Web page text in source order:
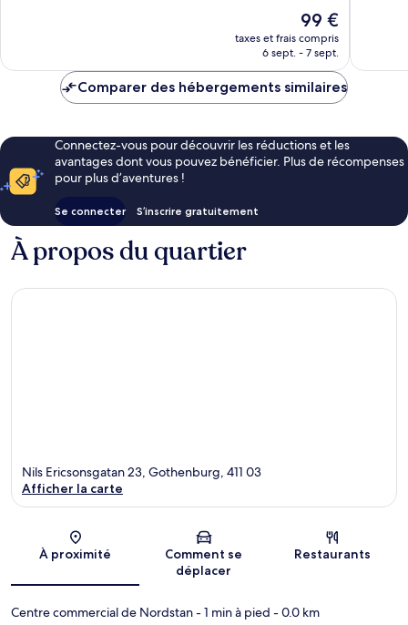
Le
nouveau
prix
de
99 €
taxes et frais compris
6 sept. - 7 sept.
Comparer des hébergements similaires
Connectez-vous pour découvrir les réductions et les
avantages dont vous pouvez bénéficier. Plus de récompenses
pour plus d’aventures !
Se connecter S’inscrire gratuitement
À propos du quartier
Carte
Nils Ericsonsgatan 23, Gothenburg, 411 03
Afficher la carte
À proximité
Comment se
déplacer
Restaurants
Centre commercial de Nordstan- 1 min à pied - 0.0 km